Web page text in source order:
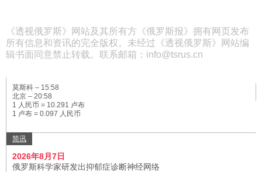
《透视俄罗斯》网站及其所有方《俄罗斯报》拥有网页发布
所有信息和资讯的完全版权。未经过《透视俄罗斯》网站编
辑书面同意禁止转载。联系邮箱：info@tsrus.cn
莫斯科 – 15:58
北京 – 20:58
1 人民币 = 10.291 卢布
1 卢布 = 0.097 人民币
简讯
2026年8月7日
俄罗斯科学家研发出抑郁症诊断神经网络